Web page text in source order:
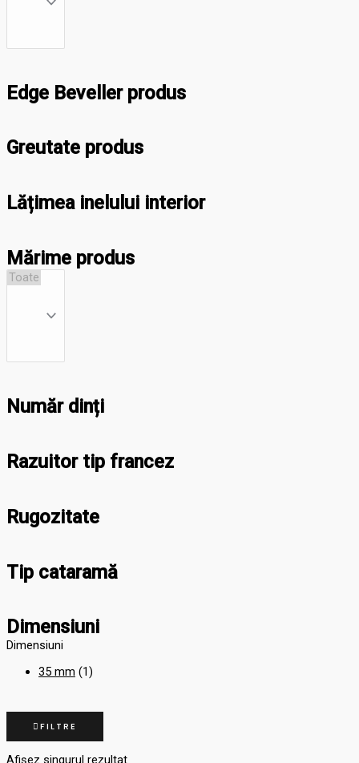
Edge Beveller produs
Greutate produs
Lățimea inelului interior
Mărime produs
Număr dinți
Razuitor tip francez
Rugozitate
Tip cataramă
Dimensiuni
Dimensiuni
35 mm (1)
FILTRE
Afișez singurul rezultat